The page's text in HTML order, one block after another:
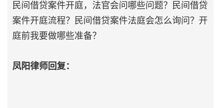
民间借贷案件开庭，法官会问哪些问题？民间借贷
案件开庭流程？民间借贷案件法庭会怎么询问？开
庭前我要做哪些准备？
凤阳律师回复：